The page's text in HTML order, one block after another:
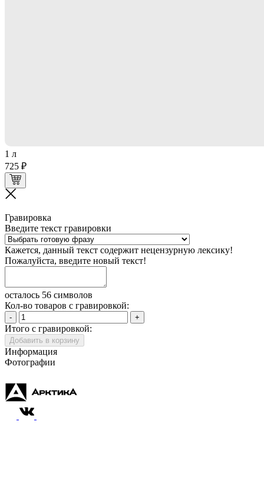
1 л
725 ₽
Гравировка
Введите текст гравировки
Кажется, данный текст содержит нецензурную лексику!
Пожалуйста, введите новый текст!
осталось 56 символов
Кол-во товаров с гравировкой:
- +
Итого с гравировкой:
Добавить в корзину
Информация
Фотографии